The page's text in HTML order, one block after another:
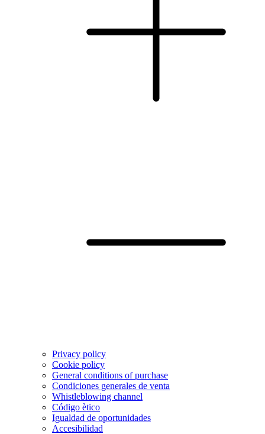
Privacy policy
Cookie policy
General conditions of purchase
Condiciones generales de venta
Whistleblowing channel
Código ètico
Igualdad de oportunidades
Accesibilidad